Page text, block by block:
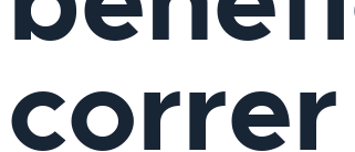
correr